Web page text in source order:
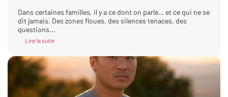
Dans certaines familles, il y a ce dont on parle… et ce qui ne se
dit jamais. Des zones floues, des silences tenaces, des
questions...
Lire la suite